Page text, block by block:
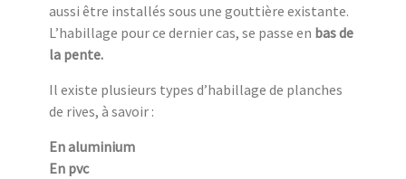
aussi être installés sous une gouttière existante.
L’habillage pour ce dernier cas, se passe en bas de
la pente.
Il existe plusieurs types d’habillage de planches
de rives, à savoir :
En aluminium
En pvc